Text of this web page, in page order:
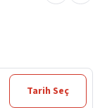
Tarih Seç